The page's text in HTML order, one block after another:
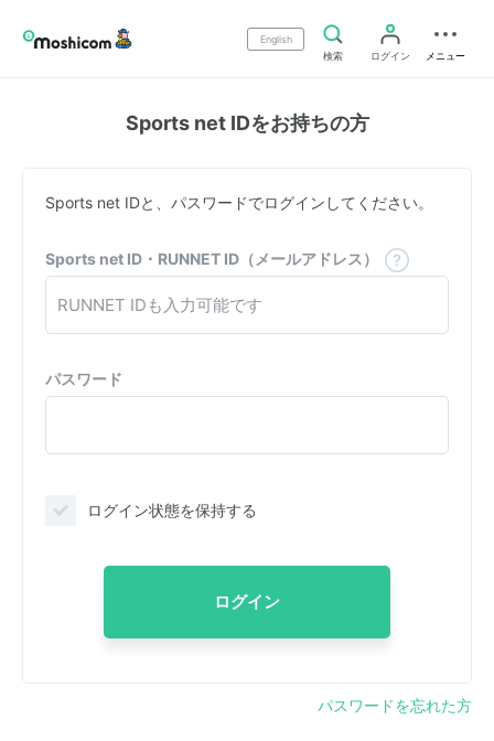
English
検索
ログイン メニュー
Sports net IDをお持ちの方
Sports net IDと、パスワードでログインしてください。
Sports net ID・RUNNET ID（メールアドレス）
パスワード
ログイン状態を保持する
ログイン
パスワードを忘れた方